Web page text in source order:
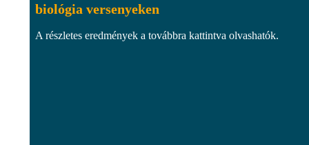
biológia versenyeken
A részletes eredmények a továbbra kattintva olvashatók.